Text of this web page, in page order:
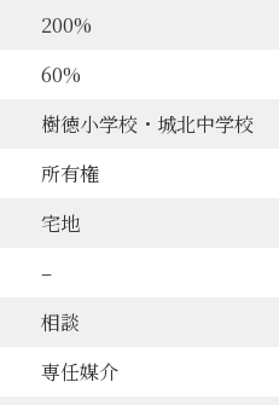
ご質問、苦情等を受け付ける
会社ファーストTEL：084-999-
200%
60%
樹徳小学校・城北中学校
所有権
宅地
–
相談
専任媒介